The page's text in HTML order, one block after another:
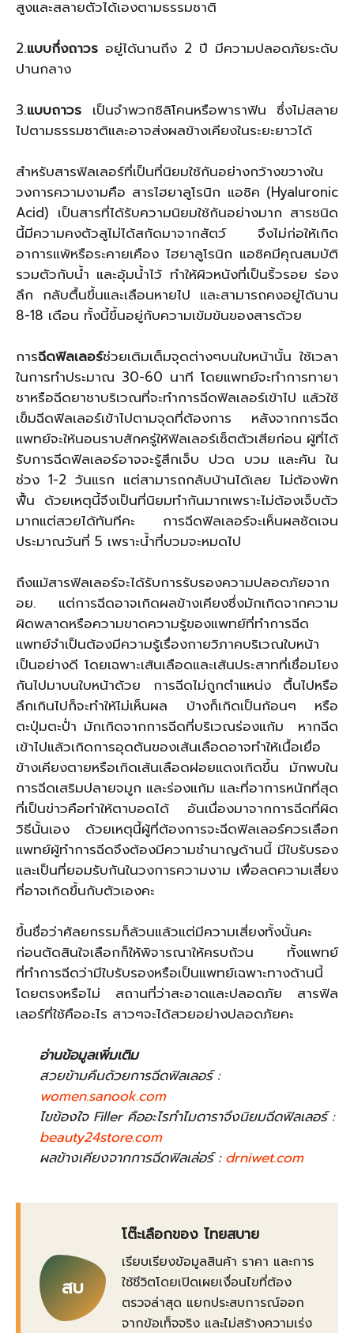
สูงและสลายตัวได้เองตามธรรมชาติ
2.แบบกึ่งถาวร อยู่ได้นานถึง 2 ปี มีความปลอดภัยระดับ
ปานกลาง
3.แบบถาวร เป็นจำพวกซิลิโคนหรือพาราฟิน ซึ่งไม่สลาย
ไปตามธรรมชาติและอาจส่งผลข้างเคียงในระยะยาวได้
สำหรับสารฟิลเลอร์ที่เป็นที่นิยมใช้กันอย่างกว้างขวางใน
วงการความงามคือ สารไฮยาลูโรนิก แอซิค (Hyaluronic
Acid) เป็นสารที่ได้รับความนิยมใช้กันอย่างมาก สารชนิด
นี้มีความคงตัวสูไม่ได้สกัดมาจากสัตว์ จึงไม่ก่อให้เกิด
อาการแพ้หรือระคายเคือง ไฮยาลูโรนิก แอซิคมีคุณสมบัติ
รวมตัวกับน้ำ และอุ้มน้ำไว้ ทำให้ผิวหนังที่เป็นริ้วรอย ร่อง
ลึก กลับตื้นขึ้นและเลือนหายไป และสามารถคงอยู่ได้นาน
8-18 เดือน ทั้งนี้ขึ้นอยู่กับความเข้มข้นของสารด้วย
การฉีดฟิลเลอร์ช่วยเติมเต็มจุดต่างๆบนใบหน้านั้น ใช้เวลา
ในการทำประมาณ 30-60 นาที โดยแพทย์จะทำการทายา
ชาหรือฉีดยาชาบริเวณที่จะทำการฉีดฟิลเลอร์เข้าไป แล้วใช้
เข็มฉีดฟิลเลอร์เข้าไปตามจุดที่ต้องการ หลังจากการฉีด
แพทย์จะให้นอนราบสักครู่ให้ฟิลเลอร์เซ็ตตัวเสียก่อน ผู้ที่ได้
รับการฉีดฟิลเลอร์อาจจะรู้สึกเจ็บ ปวด บวม และคัน ใน
ช่วง 1-2 วันแรก แต่สามารถกลับบ้านได้เลย ไม่ต้องพัก
ฟื้น ด้วยเหตุนี้จึงเป็นที่นิยมทำกันมากเพราะไม่ต้องเจ็บตัว
มากแต่สวยได้ทันทีคะ การฉีดฟิลเลอร์จะเห็นผลชัดเจน
ประมาณวันที่ 5 เพราะน้ำที่บวมจะหมดไป
ถึงแม้สารฟิลเลอร์จะได้รับการรับรองความปลอดภัยจาก
อย. แต่การฉีดอาจเกิดผลข้างเคียงซึ่งมักเกิดจากความ
ผิดพลาดหรือความขาดความรู้ของแพทย์ที่ทำการฉีด
แพทย์จำเป็นต้องมีความรู้เรื่องกายวิภาคบริเวณใบหน้า
เป็นอย่างดี โดยเฉพาะเส้นเลือดและเส้นประสาทที่เชื่อมโยง
กันไปมาบนใบหน้าด้วย การฉีดไม่ถูกตำแหน่ง ตื้นไปหรือ
ลึกเกินไปก็จะทำให้ไม่เห็นผล บ้างก็เกิดเป็นก้อนๆ หรือ
ตะปุ่มตะป่ำ มักเกิดจากการฉีดที่บริเวณร่องแก้ม หากฉีด
เข้าไปแล้วเกิดการอุดตันของเส้นเลือดอาจทำให้เนื้อเยื่อ
ข้างเคียงตายหรือเกิดเส้นเลือดฝอยแดงเกิดขึ้น มักพบใน
การฉีดเสริมปลายจมูก และร่องแก้ม และที่อาการหนักที่สุด
ที่เป็นข่าวคือทำให้ตาบอดได้ อันเนื่องมาจากการฉีดที่ผิด
วิธีนั้นเอง ด้วยเหตุนี้ผู้ที่ต้องการจะฉีดฟิลเลอร์ควรเลือก
แพทย์ผู้ทำการฉีดจึงต้องมีความชำนาญด้านนี้ มีใบรับรอง
และเป็นที่ยอมรับกันในวงการความงาม เพื่อลดความเสี่ยง
ที่อาจเกิดขึ้นกับตัวเองคะ
ขึ้นชื่อว่าศัลยกรรมก็ล้วนแล้วแต่มีความเสี่ยงทั้งนั้นคะ
ก่อนตัดสินใจเลือกก็ให้พิจารณาให้ครบถ้วน ทั้งแพทย์
ที่ทำการฉีดว่ามีใบรับรองหรือเป็นแพทย์เฉพาะทางด้านนี้
โดยตรงหรือไม่ สถานที่ว่าสะอาดและปลอดภัย สารฟิล
เลอร์ที่ใช้คืออะไร สาวๆจะได้สวยอย่างปลอดภัยคะ
อ่านข้อมูลเพิ่มเติม
สวยข้ามคืนด้วยการฉีดฟิลเลอร์ :
women.sanook.com
ไขข้องใจ Filler คืออะไรทำไมดาราจึงนิยมฉีดฟิลเลอร์ :
beauty24store.com
ผลข้างเคียงจากการฉีดฟิลเล่อร์ :drniwet.com
สบ
โต๊ะเลือกของ ไทยสบาย
เรียบเรียงข้อมูลสินค้า ราคา และการ
ใช้ชีวิตโดยเปิดเผยเงื่อนไขที่ต้อง
ตรวจล่าสุด แยกประสบการณ์ออก
จากข้อเท็จจริง และไม่สร้างความเร่ง